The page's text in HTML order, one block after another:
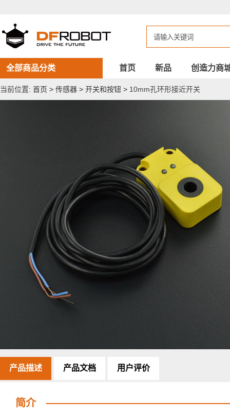
形
接
近
开
关
全部商品分类 首页 新品 创造力商
当前位置: 首页 > 传感器 > 开关和按钮 > 10mm孔环形接近开关
产品描述 产品文档 用户评价
简介